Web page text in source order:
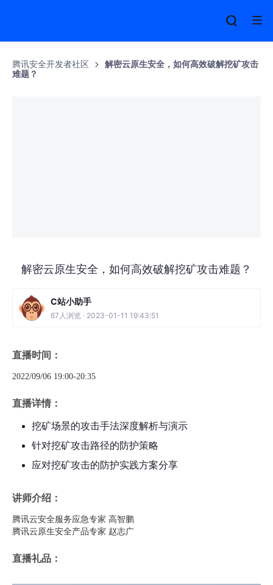
腾讯安全开发者社区
解密云原生安全，如何高效破解挖矿攻击
难题？
解密云原生安全，如何高效破解挖矿攻击难题？
C站小助手
67人浏览 · 2023-01-11 19:43:51
直播时间：
2022/09/06 19:00-20:35
直播详情：
挖矿场景的攻击手法深度解析与演示
针对挖矿攻击路径的防护策略
应对挖矿攻击的防护实践方案分享
讲师介绍：
腾讯云安全服务应急专家 高智鹏
腾讯云原生安全产品专家 赵志广
直播礼品：